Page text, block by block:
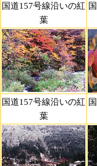
国道157号線沿いの紅
葉
国道157号線沿いの紅
葉